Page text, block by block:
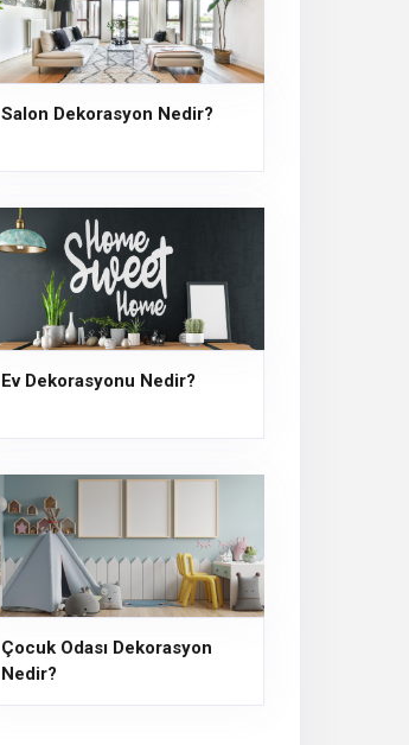
Salon Dekorasyon Nedir?
Ev Dekorasyonu Nedir?
Çocuk Odası Dekorasyon
Nedir?